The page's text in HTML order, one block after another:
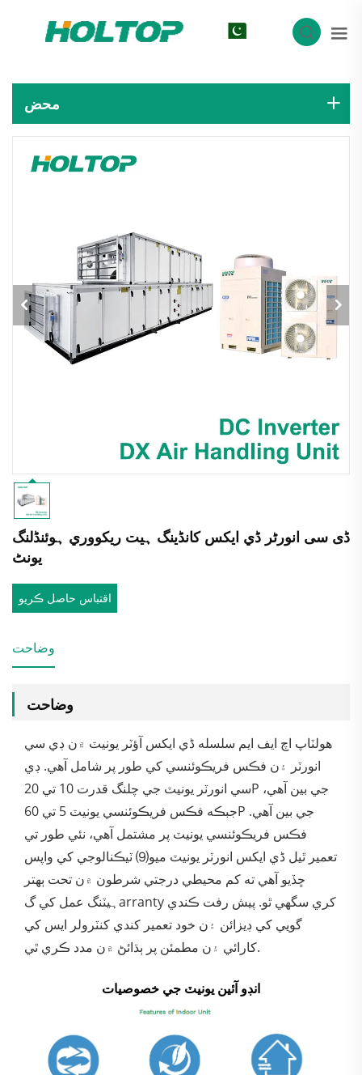
محض
ڈی سی انورٹر ڈي ایکس کانڈینگ ہیت ریکووري ہوئنڈلنگ
یونٹ
اقتباس حاصل ڪريو
وضاحت
وضاحت
هولٽاپ اچ ایف ایم سلسله ڈي ایکس آؤٽر يونيٽ ۾ن ڊي سي
انورٽر ۽ن فڪس فريڪوئنسي کي طور پر شامل آهي. ڊي
سي انورٽر يونيٽ جي چلنگ قدرت 10 تي 20P جي بين آهي،
جبڪه فڪس فريڪوئنسي يونيٽ 5 تي 60P جي بين آهي.
فڪس فريڪوئنسي يونيٽ پر مشتمل آهي، نئي طور تي
تعمير ٿيل ڈي ایکس انورٽر يونيٽ ميو⑼ ٽيڪنالوجي کي واپس
ڇڏيو آهي ته کم محيطي درجتي شرطون ۾ن تحت ٻهتر
ہيٽنگ عمل کي گarranty کري سگهي ٿو. پيش رفت ڪندي
گويي کي ڊيزائن ۽ن خود تعمير کندي کنٽرولر ايس کي
کارائي ۽ن مطمئن پر ٻڌائڻ ۾ن مدد ڪري ٿي.
انڊو آئين يونيٽ جي خصوصيات